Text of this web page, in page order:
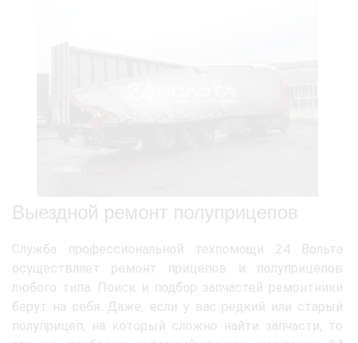
Выездной ремонт полуприцепов
Служба профессиональной техпомощи 24 Вольта
осуществляет ремонт прицепов и полуприцепов
любого типа. Поиск и подбор запчастей ремонтники
берут на себя. Даже, если у вас редкий или старый
полуприцеп, на который сложно найти запчасти, то